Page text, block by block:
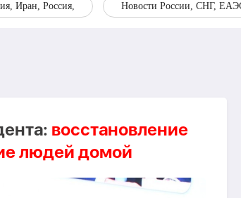
Иран, Россия, Новости России, СНГ,
восстановление
людей домой